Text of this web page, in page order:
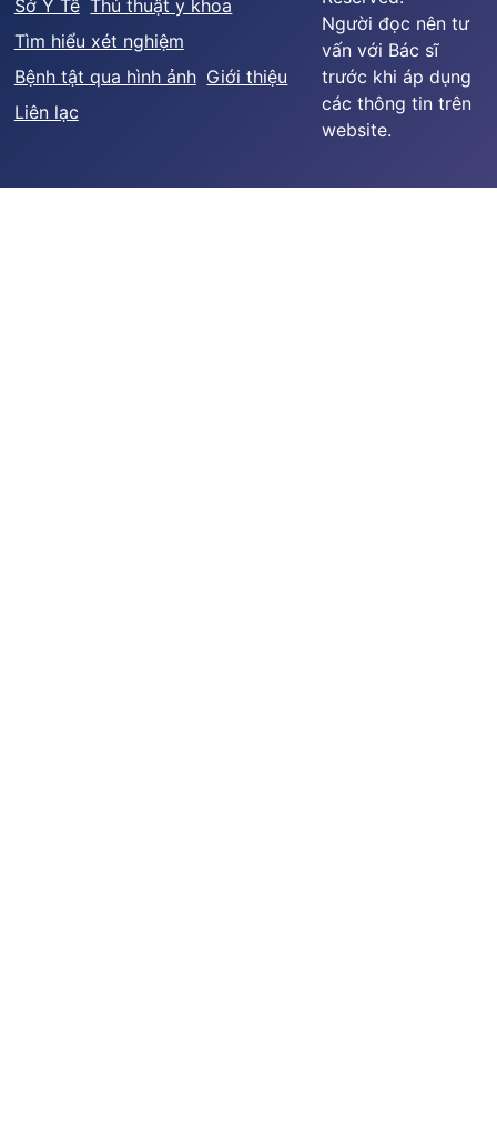
Sở Y Tế Thủ thuật y khoa
Tìm hiểu xét nghiệm
Bệnh tật qua hình ảnh Giới thiệu
Liên lạc
Người đọc nên tư
vấn với Bác sĩ
trước khi áp dụng
các thông tin trên
website.